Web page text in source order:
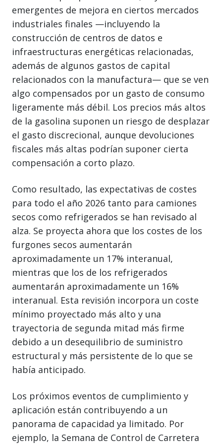
emergentes de mejora en ciertos mercados
industriales finales —incluyendo la
construcción de centros de datos e
infraestructuras energéticas relacionadas,
además de algunos gastos de capital
relacionados con la manufactura— que se ven
algo compensados por un gasto de consumo
ligeramente más débil. Los precios más altos
de la gasolina suponen un riesgo de desplazar
el gasto discrecional, aunque devoluciones
fiscales más altas podrían suponer cierta
compensación a corto plazo.
Como resultado, las expectativas de costes
para todo el año 2026 tanto para camiones
secos como refrigerados se han revisado al
alza. Se proyecta ahora que los costes de los
furgones secos aumentarán
aproximadamente un 17% interanual,
mientras que los de los refrigerados
aumentarán aproximadamente un 16%
interanual. Esta revisión incorpora un coste
mínimo proyectado más alto y una
trayectoria de segunda mitad más firme
debido a un desequilibrio de suministro
estructural y más persistente de lo que se
había anticipado.
Los próximos eventos de cumplimiento y
aplicación están contribuyendo a un
panorama de capacidad ya limitado. Por
ejemplo, la Semana de Control de Carretera